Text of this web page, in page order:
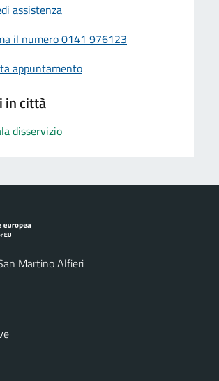
assistenza
il numero 0141 976123
appuntamento
in città
disservizio
Martino Alfieri